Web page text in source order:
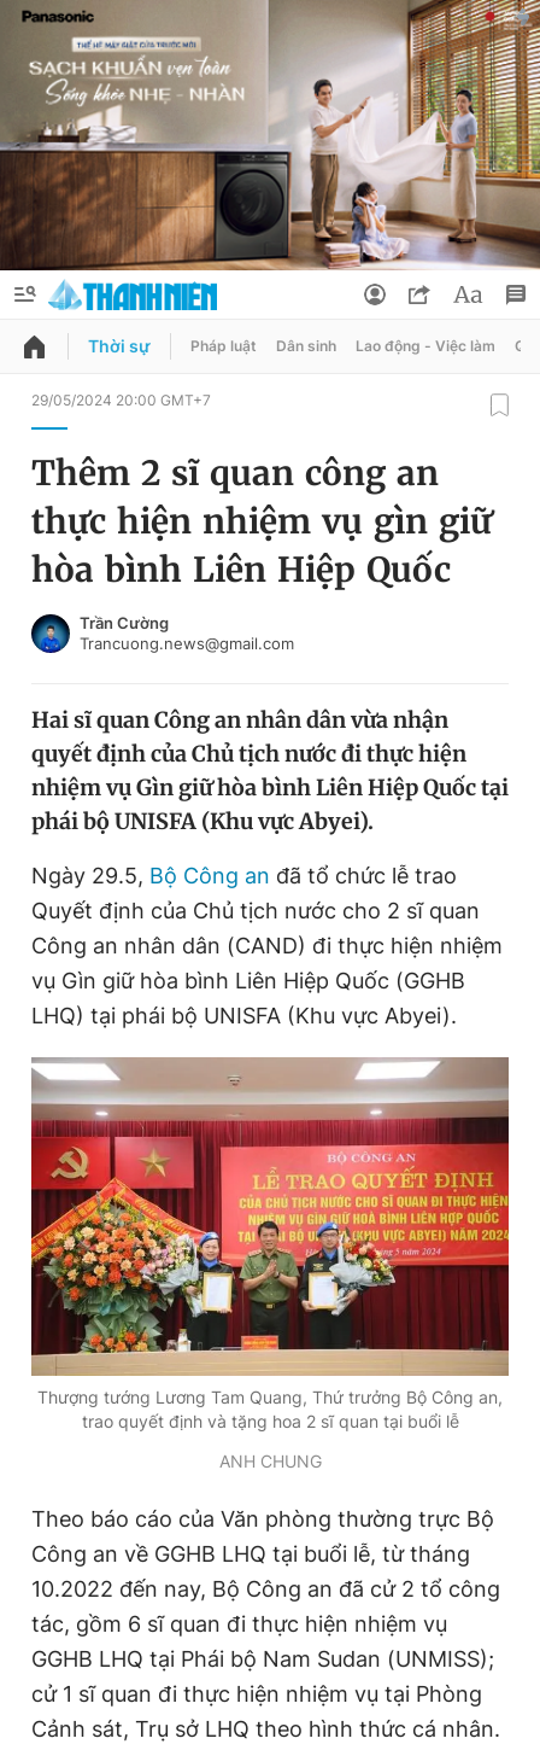
QUẢNG CÁO
Chuyên mục
Chuyên mục khác
Chào ngày mới
Video Magazine
Sản phẩm khác
Tiện ích Bạn cần biết
Thông tin tòa soạn Liên hệ quảng cáo
Đọc Thanh Niên trên điện thoại
Theo dõi báo trên
Hotline
0906 645 777
Liên hệ quảng cáo
0908 780 404
RSS Tòa soạn
Tổng biên tập: Nguyễn Ngọc Toàn
Phó tổng biên tập thường trực: Hải Thành
Phó tổng biên tập: Lâm Hiếu Dũng
Phó tổng biên tập: Trần Việt Hưng
Tổng thư ký tòa soạn: Đức Trung
© 2003-2026 Bản quyền thuộc về Báo Thanh Niên. Cấm sao
chép dưới mọi hình thức nếu không có sự chấp thuận bằng văn
bản. Phát triển bởi ePi Technologies, JSC.
Đổi mật khẩu
Tin đã lưu
Đăng xuất
Thời sự Pháp luật Dân sinh Lao động - Việc làm
29/05/2024 20:00 GMT+7
Thêm 2 sĩ quan công an
thực hiện nhiệm vụ gìn giữ
hòa bình Liên Hiệp Quốc
Trần Cường
Trancuong.news@gmail.com
Hai sĩ quan Công an nhân dân vừa nhận
quyết định của Chủ tịch nước đi thực hiện
nhiệm vụ Gìn giữ hòa bình Liên Hiệp Quốc tại
phái bộ UNISFA (Khu vực Abyei).
Ngày 29.5, Bộ Công an đã tổ chức lễ trao
Quyết định của Chủ tịch nước cho 2 sĩ quan
Công an nhân dân (CAND) đi thực hiện nhiệm
vụ Gìn giữ hòa bình Liên Hiệp Quốc (GGHB
LHQ) tại phái bộ UNISFA (Khu vực Abyei).
Thượng tướng Lương Tam Quang, Thứ trưởng Bộ Công an,
trao quyết định và tặng hoa 2 sĩ quan tại buổi lễ
ANH CHUNG
Theo báo cáo của Văn phòng thường trực Bộ
Công an về GGHB LHQ tại buổi lễ, từ tháng
10.2022 đến nay, Bộ Công an đã cử 2 tổ công
tác, gồm 6 sĩ quan đi thực hiện nhiệm vụ
GGHB LHQ tại Phái bộ Nam Sudan (UNMISS);
cử 1 sĩ quan đi thực hiện nhiệm vụ tại Phòng
Cảnh sát, Trụ sở LHQ theo hình thức cá nhân.